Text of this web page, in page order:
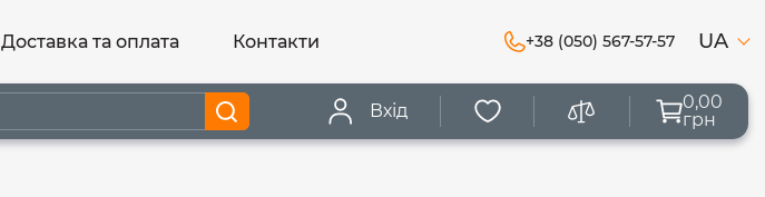
Доставка та оплата Контакти +38 (050) 567-57-57 UA
Вхід
0,00
грн